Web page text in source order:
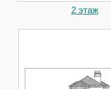
2 этаж